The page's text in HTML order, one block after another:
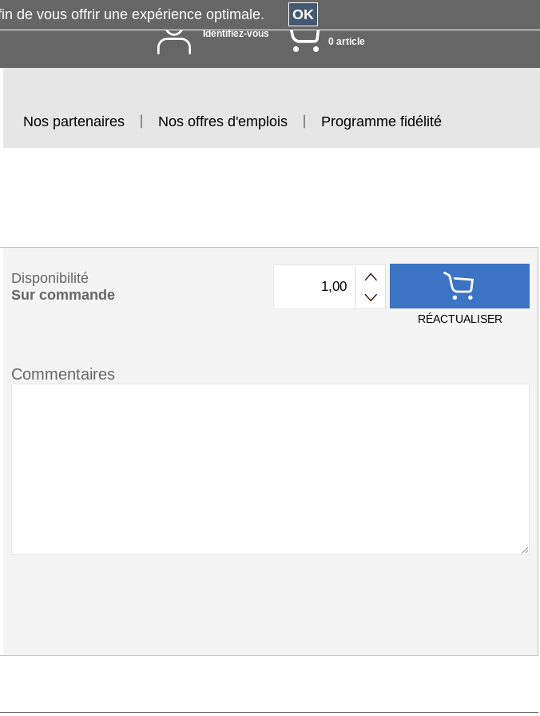
Identifiez-vous
0 article
Nos partenaires Nos offres d'emplois Programme fidélité
Disponibilité
Sur commande
RÉACTUALISER
Commentaires
de vous offrir une expérience optimale. OK